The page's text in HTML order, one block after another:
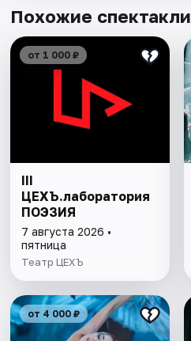
Похожие спектакли
от 1 000 ₽
III
ЦЕХЪ.лаборатория
ПОЭЗИЯ
7 августа 2026 •
пятница
Театр ЦЕХЪ
от 4 000 ₽